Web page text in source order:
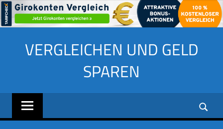
VERGLEICHEN UND GELD
SPAREN